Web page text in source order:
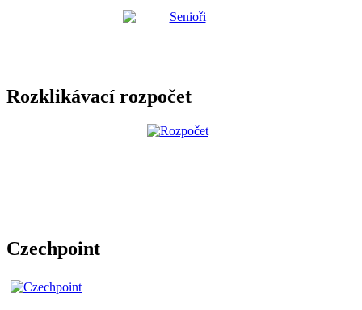
Rozklikávací rozpočet
Czechpoint